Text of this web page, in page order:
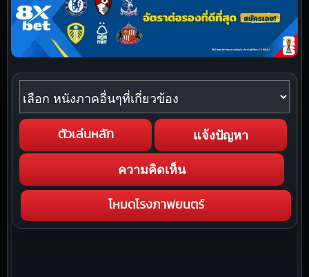
หนังภาคอื่นๆที่เกี่ยวข้อง
ตัวเล่นหลัก แจ้งปัญหา
ความคิดเห็น
โหมดโรงภาพยนตร์